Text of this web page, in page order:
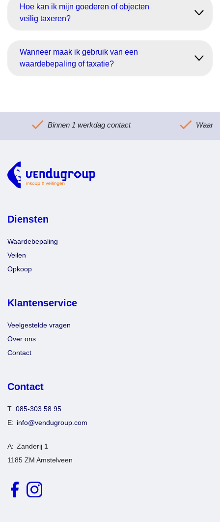
Hoe kan ik mijn goederen of objecten
veilig taxeren?
Wanneer maak ik gebruik van een
waardebepaling of taxatie?
Binnen 1 werkdag contact
Diensten
Waardebepaling
Veilen
Opkoop
Klantenservice
Veelgestelde vragen
Over ons
Contact
Contact
085-303 58 95
info@vendugroup.com
Zanderij 1
1185 ZM Amstelveen